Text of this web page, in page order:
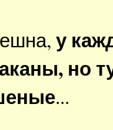
у
но
...